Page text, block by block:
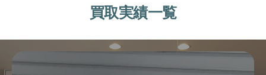
買取実績一覧